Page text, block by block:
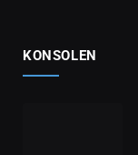
KONSOLEN